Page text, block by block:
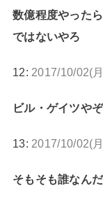
数億程度やった
ではないやろ
12: 2017/10/02(
ビル・ゲイツやぞ
13: 2017/10/02(
そもそも誰なん